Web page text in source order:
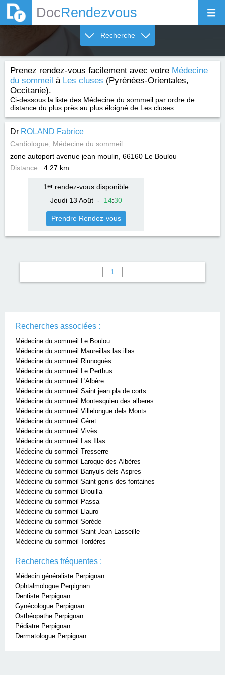
DocRendezvous
Recherche
Prenez rendez-vous facilement avec votre Médecine
du sommeil à Les cluses (Pyrénées-Orientales,
Occitanie).
Ci-dessous la liste des Médecine du sommeil par ordre de
distance du plus près au plus éloigné de Les cluses.
Dr ROLAND Fabrice
Cardiologue, Médecine du sommeil
zone autoport avenue jean moulin, 66160 Le Boulou
Distance : 4.27 km
1 errendez-vous disponible
Jeudi 13 Août- 14:30
Prendre Rendez-vous
1
Recherches associées :
Médecine du sommeil Le Boulou
Médecine du sommeil Maureillas las illas
Médecine du sommeil Riunoguès
Médecine du sommeil Le Perthus
Médecine du sommeil L'Albère
Médecine du sommeil Saint jean pla de corts
Médecine du sommeil Montesquieu des alberes
Médecine du sommeil Villelongue dels Monts
Médecine du sommeil Céret
Médecine du sommeil Vivès
Médecine du sommeil Las Illas
Médecine du sommeil Tresserre
Médecine du sommeil Laroque des Albères
Médecine du sommeil Banyuls dels Aspres
Médecine du sommeil Saint genis des fontaines
Médecine du sommeil Brouilla
Médecine du sommeil Passa
Médecine du sommeil Llauro
Médecine du sommeil Sorède
Médecine du sommeil Saint Jean Lasseille
Médecine du sommeil Tordères
Recherches fréquentes :
Médecin généraliste Perpignan
Ophtalmologue Perpignan
Dentiste Perpignan
Gynécologue Perpignan
Osthéopathe Perpignan
Pédiatre Perpignan
Dermatologue Perpignan